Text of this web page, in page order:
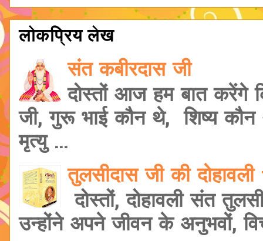
लोकप्रिय लेख
संत कबीरदास जी
दोस्तों आज हम बात
जी, गुरू भाई कौन थे, शिष्य
मृत्यु ...
तुलसीदास जी की
दोस्तों, दोहावली संत
उन्होंने अपने जीवन के अनुभवों,